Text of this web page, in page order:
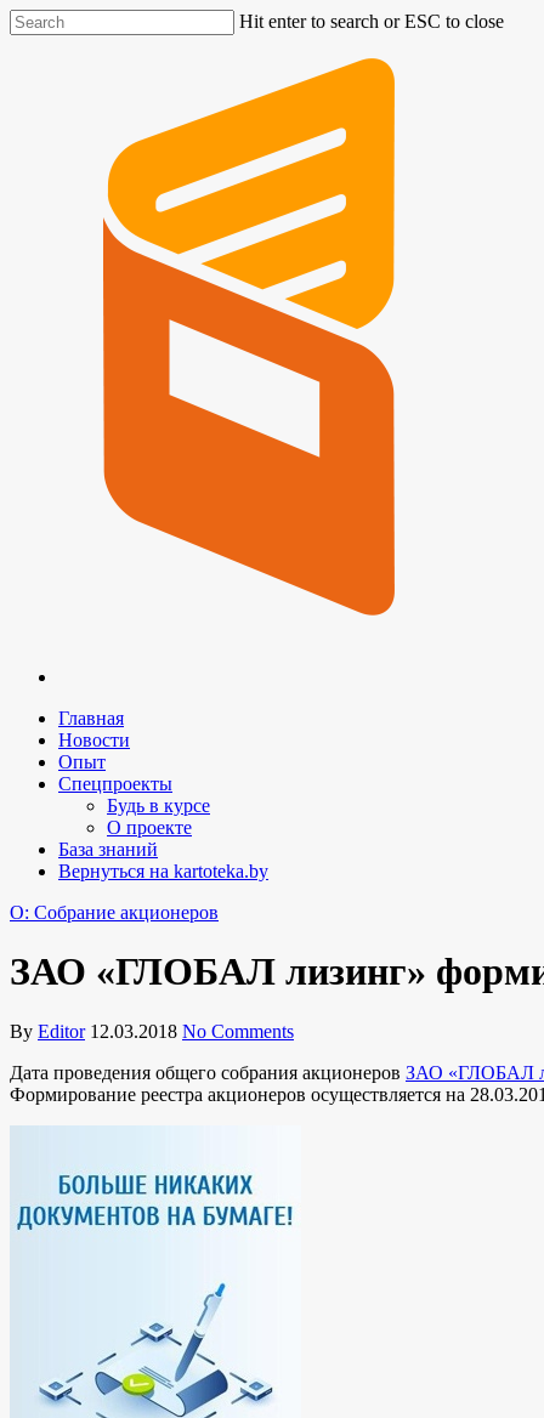
Hit enter to search or ESC to close
Главная
Новости
Опыт
Спецпроекты
Будь в курсе
О проекте
База знаний
Вернуться на kartoteka.by
O: Собрание акционеров
ЗАО «ГЛОБАЛ лизинг»
By Editor 12.03.2018 No Comments
Дата проведения общего собрания акционеров ЗАО «ГЛОБАЛ
Формирование реестра акционеров осуществляется на